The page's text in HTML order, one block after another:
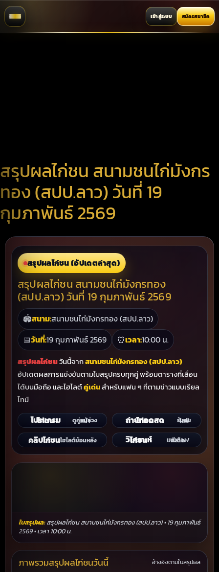
เข้าสู่ระบบ สมัครสมาชิก
สรุปผลไก่ชน สนามชนไก่มังกร
ทอง (สปป.ลาว) วันที่ 19
กุมภาพันธ์ 2569
สรุปผลไก่ชน (อัปเดตล่าสุด)
สรุปผลไก่ชน สนามชนไก่มังกรทอง
(สปป.ลาว) วันที่ 19 กุมภาพันธ์ 2569
🏟สนาม:สนามชนไก่มังกรทอง (สปป.ลาว)
📅วันที่:19 กุมภาพันธ์ 2569 ⏰เวลา:10:00 น.
สรุปผลไก่ชนวันนี้จากสนามชนไก่มังกรทอง (สปป.ลาว)
อัปเดตผลการแข่งขันตามใบสรุปครบทุกคู่ พร้อมตารางที่เลื่อน
ได้บนมือถือ และไฮไลต์คู่เด่นสำหรับแฟน ๆ ที่ตามข่าวแบบเรียล
ไทม์
โปรแกรมไก่ชน ดูคู่ชนล่วงหน้า ถ่ายทอดสดไก่ชน รับชมไลฟ์
คลิปไก่ชนไฮไลต์ย้อนหลัง วิเคราะห์ไก่ชน แนวทาง/ทีเด็ด
ใบสรุปผล:สรุปผลไก่ชน สนามชนไก่มังกรทอง (สปป.ลาว) • 19 กุมภาพันธ์
2569 • เวลา 10:00 น.
ภาพรวมสรุปผลไก่ชนวันนี้ อ้างอิงตามใบสรุปผล